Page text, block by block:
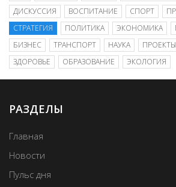
ДИСКУССИЯ
ВОСПИТАНИЕ СПОРТ
СТРАТЕГИЯ
ПОЛИТИКА ЭКОНОМИКА
БИЗНЕС
ТРАНСПОРТ НАУКА ПРОЕКТЫ
ЗДОРОВЬЕ
ОБРАЗОВАНИЕ ЭКОЛОГИЯ
РАЗДЕЛЫ
Главная
Новости
Пульс дня